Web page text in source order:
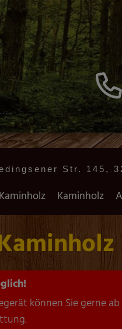
...
Str. 145,
Kaminholz
können Sie gerne